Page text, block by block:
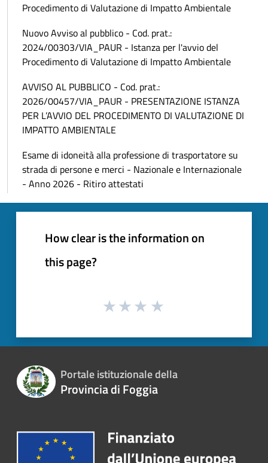
Procedimento di Valutazione di Impatto Ambientale
Nuovo Avviso al pubblico - Cod. prat.:
2024/00303/VIA_PAUR - Istanza per l'avvio del
Procedimento di Valutazione di Impatto Ambientale
AVVISO AL PUBBLICO - Cod. prat.:
2026/00457/VIA_PAUR - PRESENTAZIONE ISTANZA
PER L’AVVIO DEL PROCEDIMENTO DI VALUTAZIONE DI
IMPATTO AMBIENTALE
Esame di idoneità alla professione di trasportatore su
strada di persone e merci - Nazionale e Internazionale
- Anno 2026 - Ritiro attestati
How clear is the information on
this page?
Portale istituzionale della
Provincia di Foggia